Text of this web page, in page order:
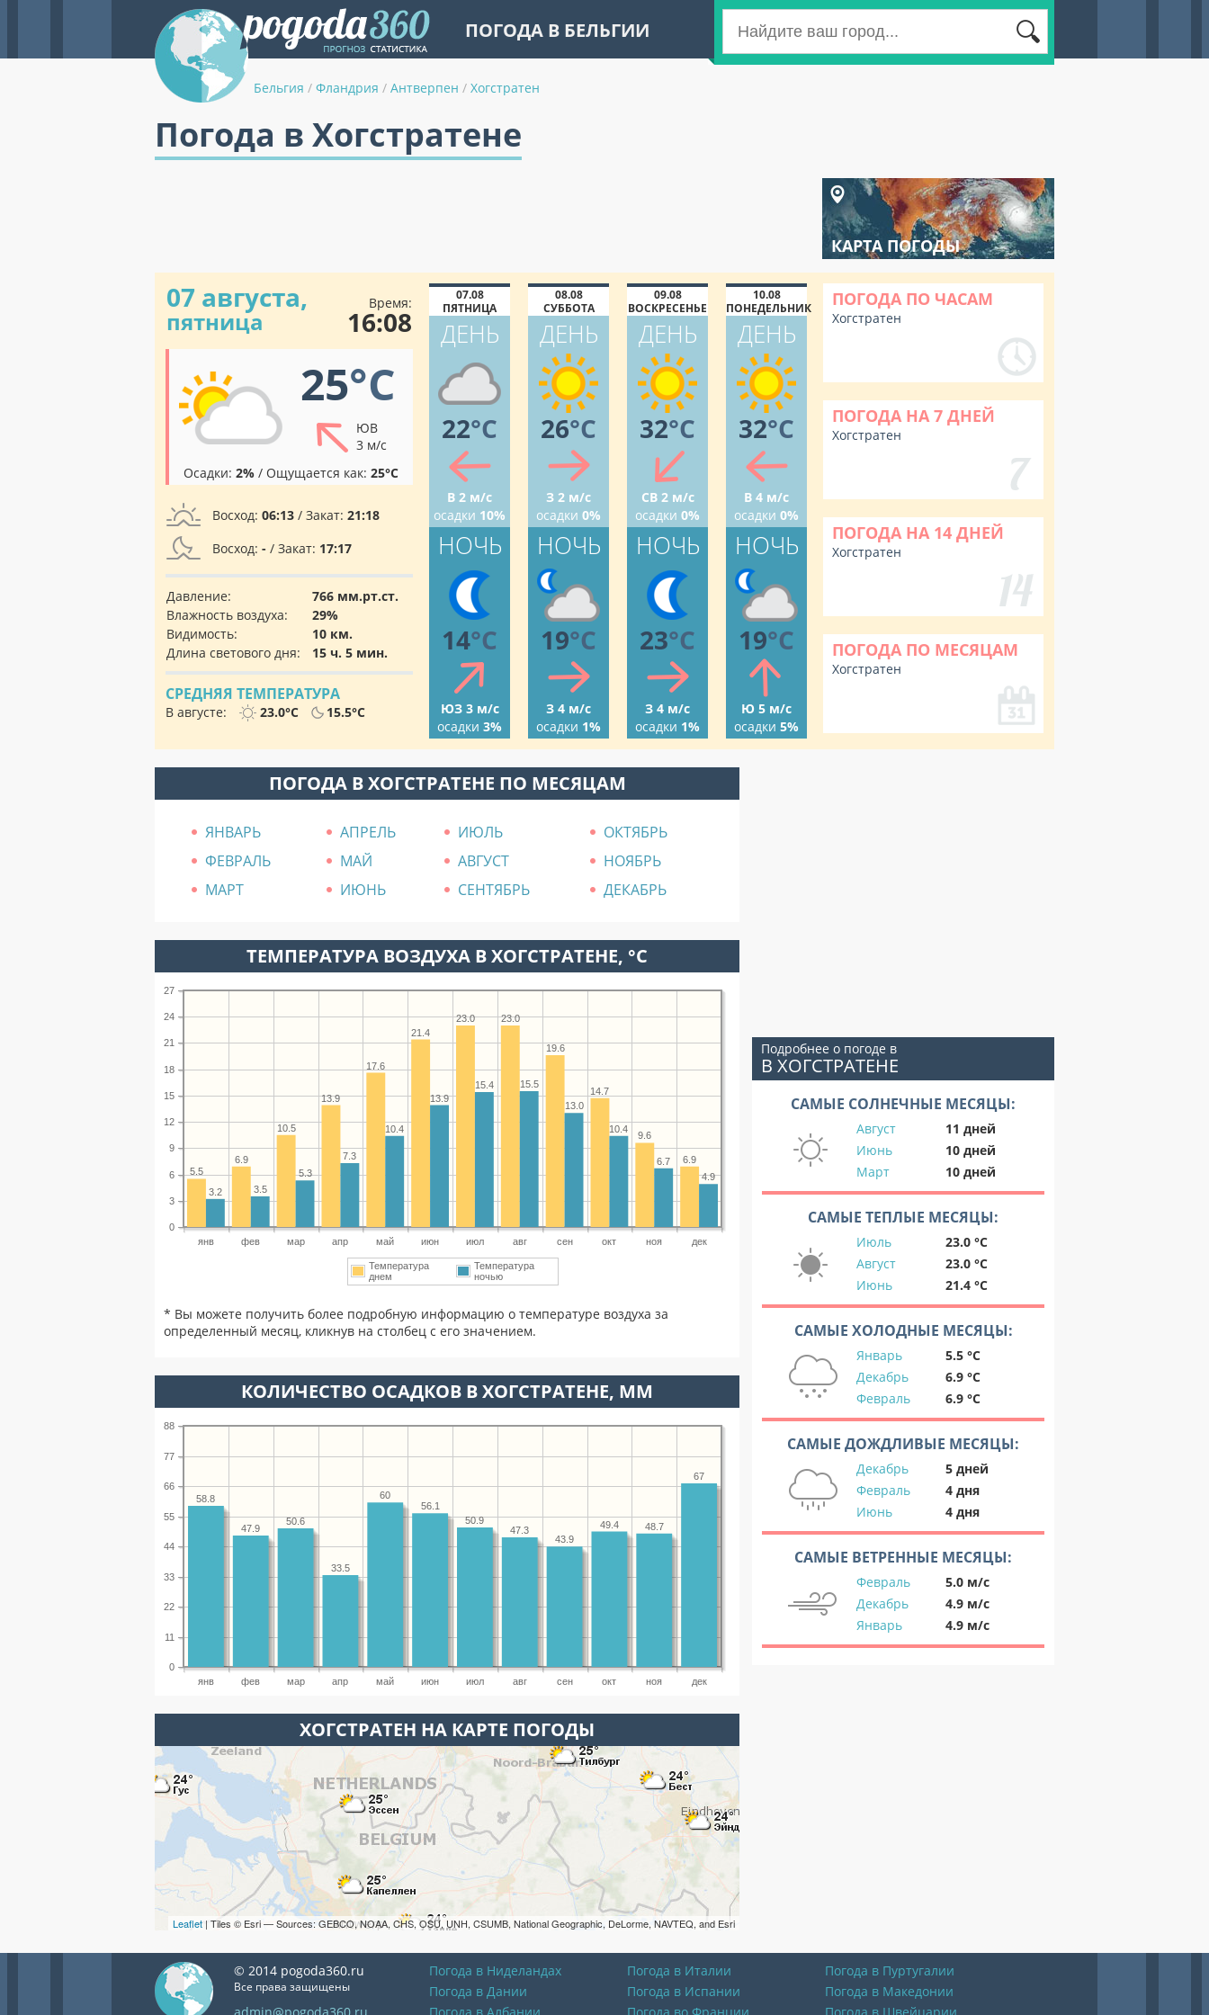
ПОГОДА В БЕЛЬГИИ
Бельгия / Фландрия / Антверпен / Хогстратен
Погода в Хогстратене
КАРТА ПОГОДЫ
07 августа,
пятница
Время:
16:08
25°C
ЮВ
3 м/с
Осадки: 2% / Ощущается как: 25°C
Восход: 06:13 / Закат: 21:18
Восход: - / Закат: 17:17
Давление:
766 мм.рт.ст.
Влажность воздуха:
29%
Видимость:
10 км.
Длина светового дня:
15 ч. 5 мин.
СРЕДНЯЯ ТЕМПЕРАТУРА
В августе: 23.0°C 15.5°C
07.08
ПЯТНИЦА
ДЕНЬ
22°C
В 2 м/с
осадки 10%
НОЧЬ
14°C
ЮЗ 3 м/с
осадки 3%
08.08
СУББОТА
ДЕНЬ
26°C
З 2 м/с
осадки 0%
НОЧЬ
19°C
З 4 м/с
осадки 1%
09.08
ВОСКРЕСЕНЬЕ
ДЕНЬ
32°C
СВ 2 м/с
осадки 0%
НОЧЬ
23°C
З 4 м/с
осадки 1%
10.08
ПОНЕДЕЛЬНИК
ДЕНЬ
32°C
В 4 м/с
осадки 0%
НОЧЬ
19°C
Ю 5 м/с
осадки 5%
ПОГОДА ПО ЧАСАМ
Хогстратен
ПОГОДА НА 7 ДНЕЙ
Хогстратен
ПОГОДА НА 14 ДНЕЙ
Хогстратен
ПОГОДА ПО МЕСЯЦАМ
Хогстратен
ПОГОДА В ХОГСТРАТЕНЕ ПО МЕСЯЦАМ
ЯНВАРЬ АПРЕЛЬ ИЮЛЬ
ОКТЯБРЬ
ФЕВРАЛЬ
МАЙ АВГУСТ
НОЯБРЬ
МАРТ
ИЮНЬ СЕНТЯБРЬ ДЕКАБРЬ
ТЕМПЕРАТУРА ВОЗДУХА В ХОГСТРАТЕНЕ, °C
янв фев мар апр май июн июл авг сен окт ноя дек
0
3
6
9
12
15
18
21
24
27
6.9
9.6
14.7
19.6
23.0
23.0
21.4
17.6
13.9
10.5
6.9
5.5
4.9
6.7
10.4
13.0
15.5
15.4
13.9
10.4
7.3
5.3
3.5
3.2
Температура
днем
Температура
ночью
* Вы можете получить более подробную информацию о температуре воздуха за
определенный месяц, кликнув на столбец с его значением.
КОЛИЧЕСТВО ОСАДКОВ В ХОГСТРАТЕНЕ, ММ
янв фев мар апр май июн июл авг сен окт ноя дек
0
11
22
33
44
55
66
77
88
67
48.7
49.4
43.9
47.3
50.9
56.1
60
33.5
50.6
47.9
58.8
ХОГСТРАТЕН НА КАРТЕ ПОГОДЫ
Leaflet | Tiles © Esri — Sources: GEBCO, NOAA, CHS, OSU, UNH, CSUMB, National Geographic, DeLorme, NAVTEQ, and Esri
Подробнее о погоде в
В ХОГСТРАТЕНЕ
САМЫЕ СОЛНЕЧНЫЕ МЕСЯЦЫ:
Август
11 дней
Июнь
10 дней
Март
10 дней
САМЫЕ ТЕПЛЫЕ МЕСЯЦЫ:
Июль
23.0 °C
Август
23.0 °C
Июнь
21.4 °C
САМЫЕ ХОЛОДНЫЕ МЕСЯЦЫ:
Январь
5.5 °C
Декабрь
6.9 °C
Февраль
6.9 °C
САМЫЕ ДОЖДЛИВЫЕ МЕСЯЦЫ:
Декабрь
5 дней
Февраль
4 дня
Июнь
4 дня
САМЫЕ ВЕТРЕННЫЕ МЕСЯЦЫ:
Февраль
5.0 м/с
Декабрь
4.9 м/с
Январь
4.9 м/с
© 2014 pogoda360.ru
Все права защищены
Погода в Ниделандах Погода в Италии
Погода в Пуртугалии
Погода в Дании
Погода в Испании
Погода в Македонии